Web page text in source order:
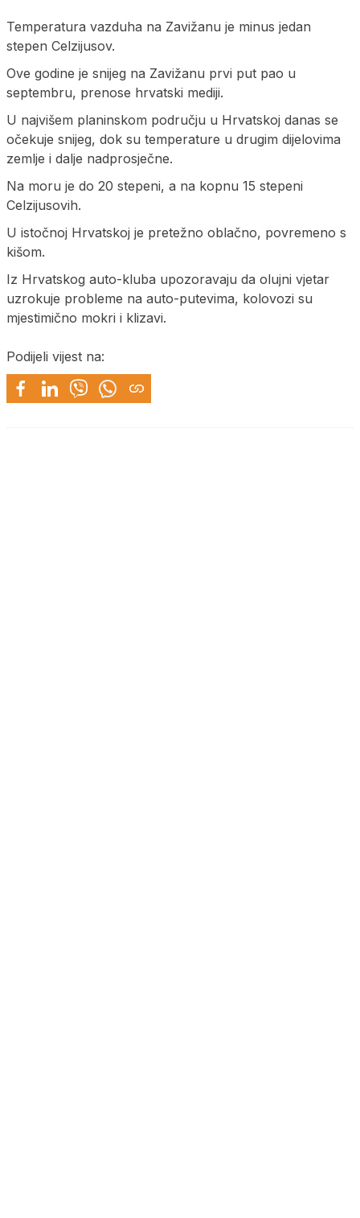
Temperatura vazduha na Zavižanu je minus jedan
stepen Celzijusov.
Ove godine je snijeg na Zavižanu prvi put pao u
septembru, prenose hrvatski mediji.
U najvišem planinskom području u Hrvatskoj danas se
očekuje snijeg, dok su temperature u drugim dijelovima
zemlje i dalje nadprosječne.
Na moru je do 20 stepeni, a na kopnu 15 stepeni
Celzijusovih.
U istočnoj Hrvatskoj je pretežno oblačno, povremeno s
kišom.
Iz Hrvatskog auto-kluba upozoravaju da olujni vjetar
uzrokuje probleme na auto-putevima, kolovozi su
mjestimično mokri i klizavi.
Podijeli vijest na: